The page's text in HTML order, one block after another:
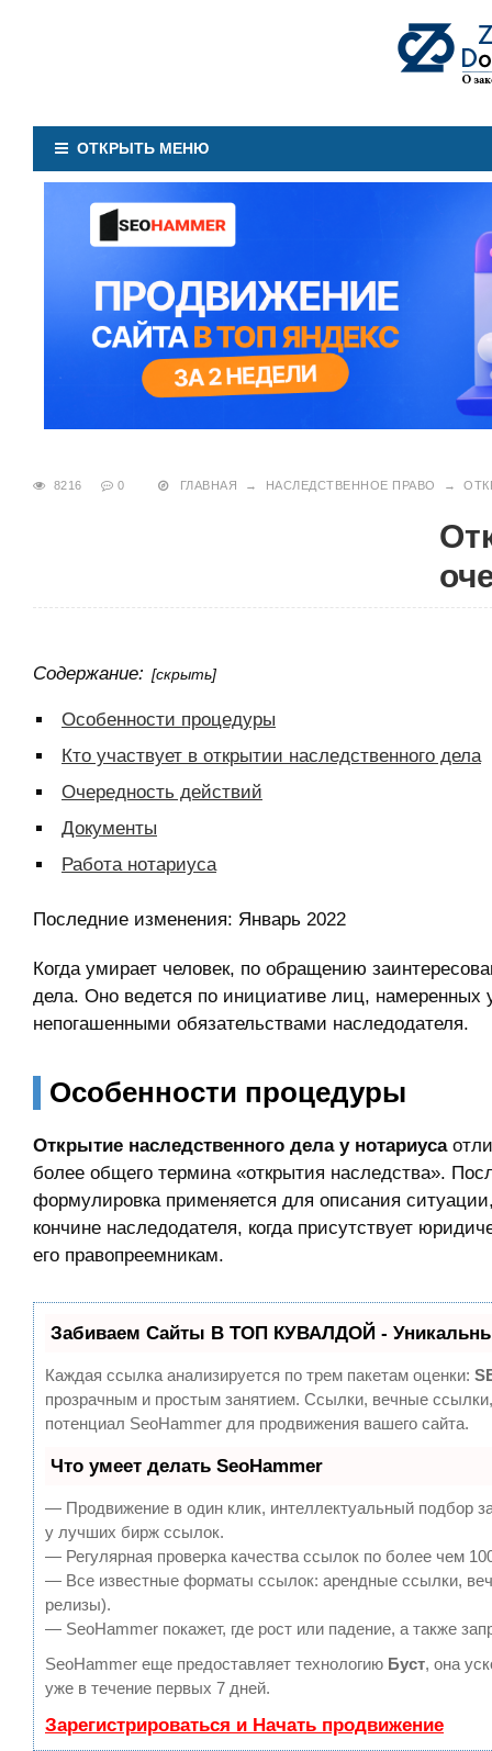
ОТКРЫТЬ МЕНЮ
8216 0 ГЛАВНАЯ → НАСЛЕДСТВЕННОЕ ПРАВО →
Содержание: [скрыть]
Особенности процедуры
Кто участвует в открытии наследственного дела
Очередность действий
Документы
Работа нотариуса
Последние изменения: Январь 2022
Когда умирает человек, по обращению
дела. Оно ведется по инициативе лиц, намеренных
непогашенными обязательствами наследодателя.
Особенности процедуры
Открытие наследственного дела у нотариуса
более общего термина «открытия наследства».
формулировка применяется для описания
кончине наследодателя, когда присутствует
его правопреемникам.
Забиваем Сайты В ТОП КУВАЛДОЙ -
Каждая ссылка анализируется по трем пакетам оценки:
прозрачным и простым занятием. Ссылки, вечные
потенциал SeoHammer для продвижения вашего сайта.
Что умеет делать SeoHammer
— Продвижение в один клик, интеллектуальный подбор
у лучших бирж ссылок.
— Регулярная проверка качества ссылок по более чем
— Все известные форматы ссылок: арендные ссылки,
релизы).
— SeoHammer покажет, где рост или падение, а также
SeoHammer еще предоставляет технологию Буст, она
уже в течение первых 7 дней.
Зарегистрироваться и Начать продвижение